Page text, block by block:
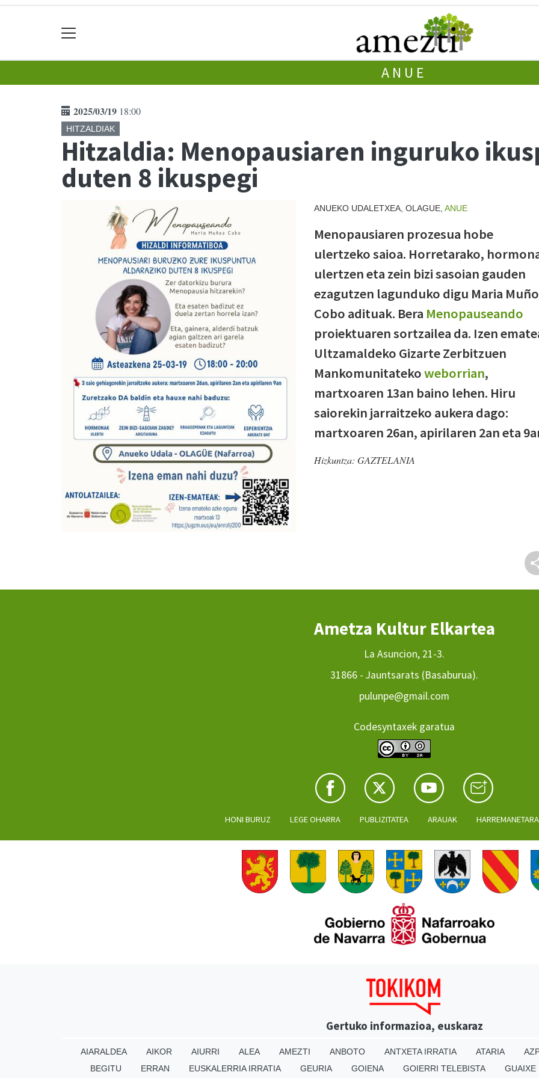
ANUE
2025/03/19 18:00
HITZALDIAK
Hitzaldia: Menopausiaren inguruko
duten 8 ikuspegi
ANUEKO UDALETXEA, OLAGUE, ANUE
Menopausiaren prozesua hobe
ulertzeko saioa. Horretarako,
ulertzen eta zein bizi sasoian gauden
ezagutzen lagunduko digu Maria
Cobo adituak. Bera Menopauseando
proiektuaren sortzailea da. Izen
Ultzamaldeko Gizarte Zerbitzuen
Mankomunitatekoweborrian,
martxoaren 13an baino lehen. Hiru
saiorekin jarraitzeko aukera dago:
martxoaren 26an, apirilaren 2an eta
Hizkuntza: GAZTELANIA
Ametza Kultur Elkartea
La Asuncion, 21-3.
31866 - Jauntsarats (Basaburua).
pulunpe@gmail.com
Codesyntaxek garatua
HONI BURUZ LEGE OHARRA PUBLIZITATEA ARAUAK
Gertuko informazioa, euskaraz
AIARALDEA AIKOR AIURRI ALEA AMEZTI ANBOTO ANTXETA IRRATIA ATARIA
BEGITU
ERRAN EUSKALERRIA IRRATIA GEURIA GOIENA GOIERRI TELEBISTA GUAIXE